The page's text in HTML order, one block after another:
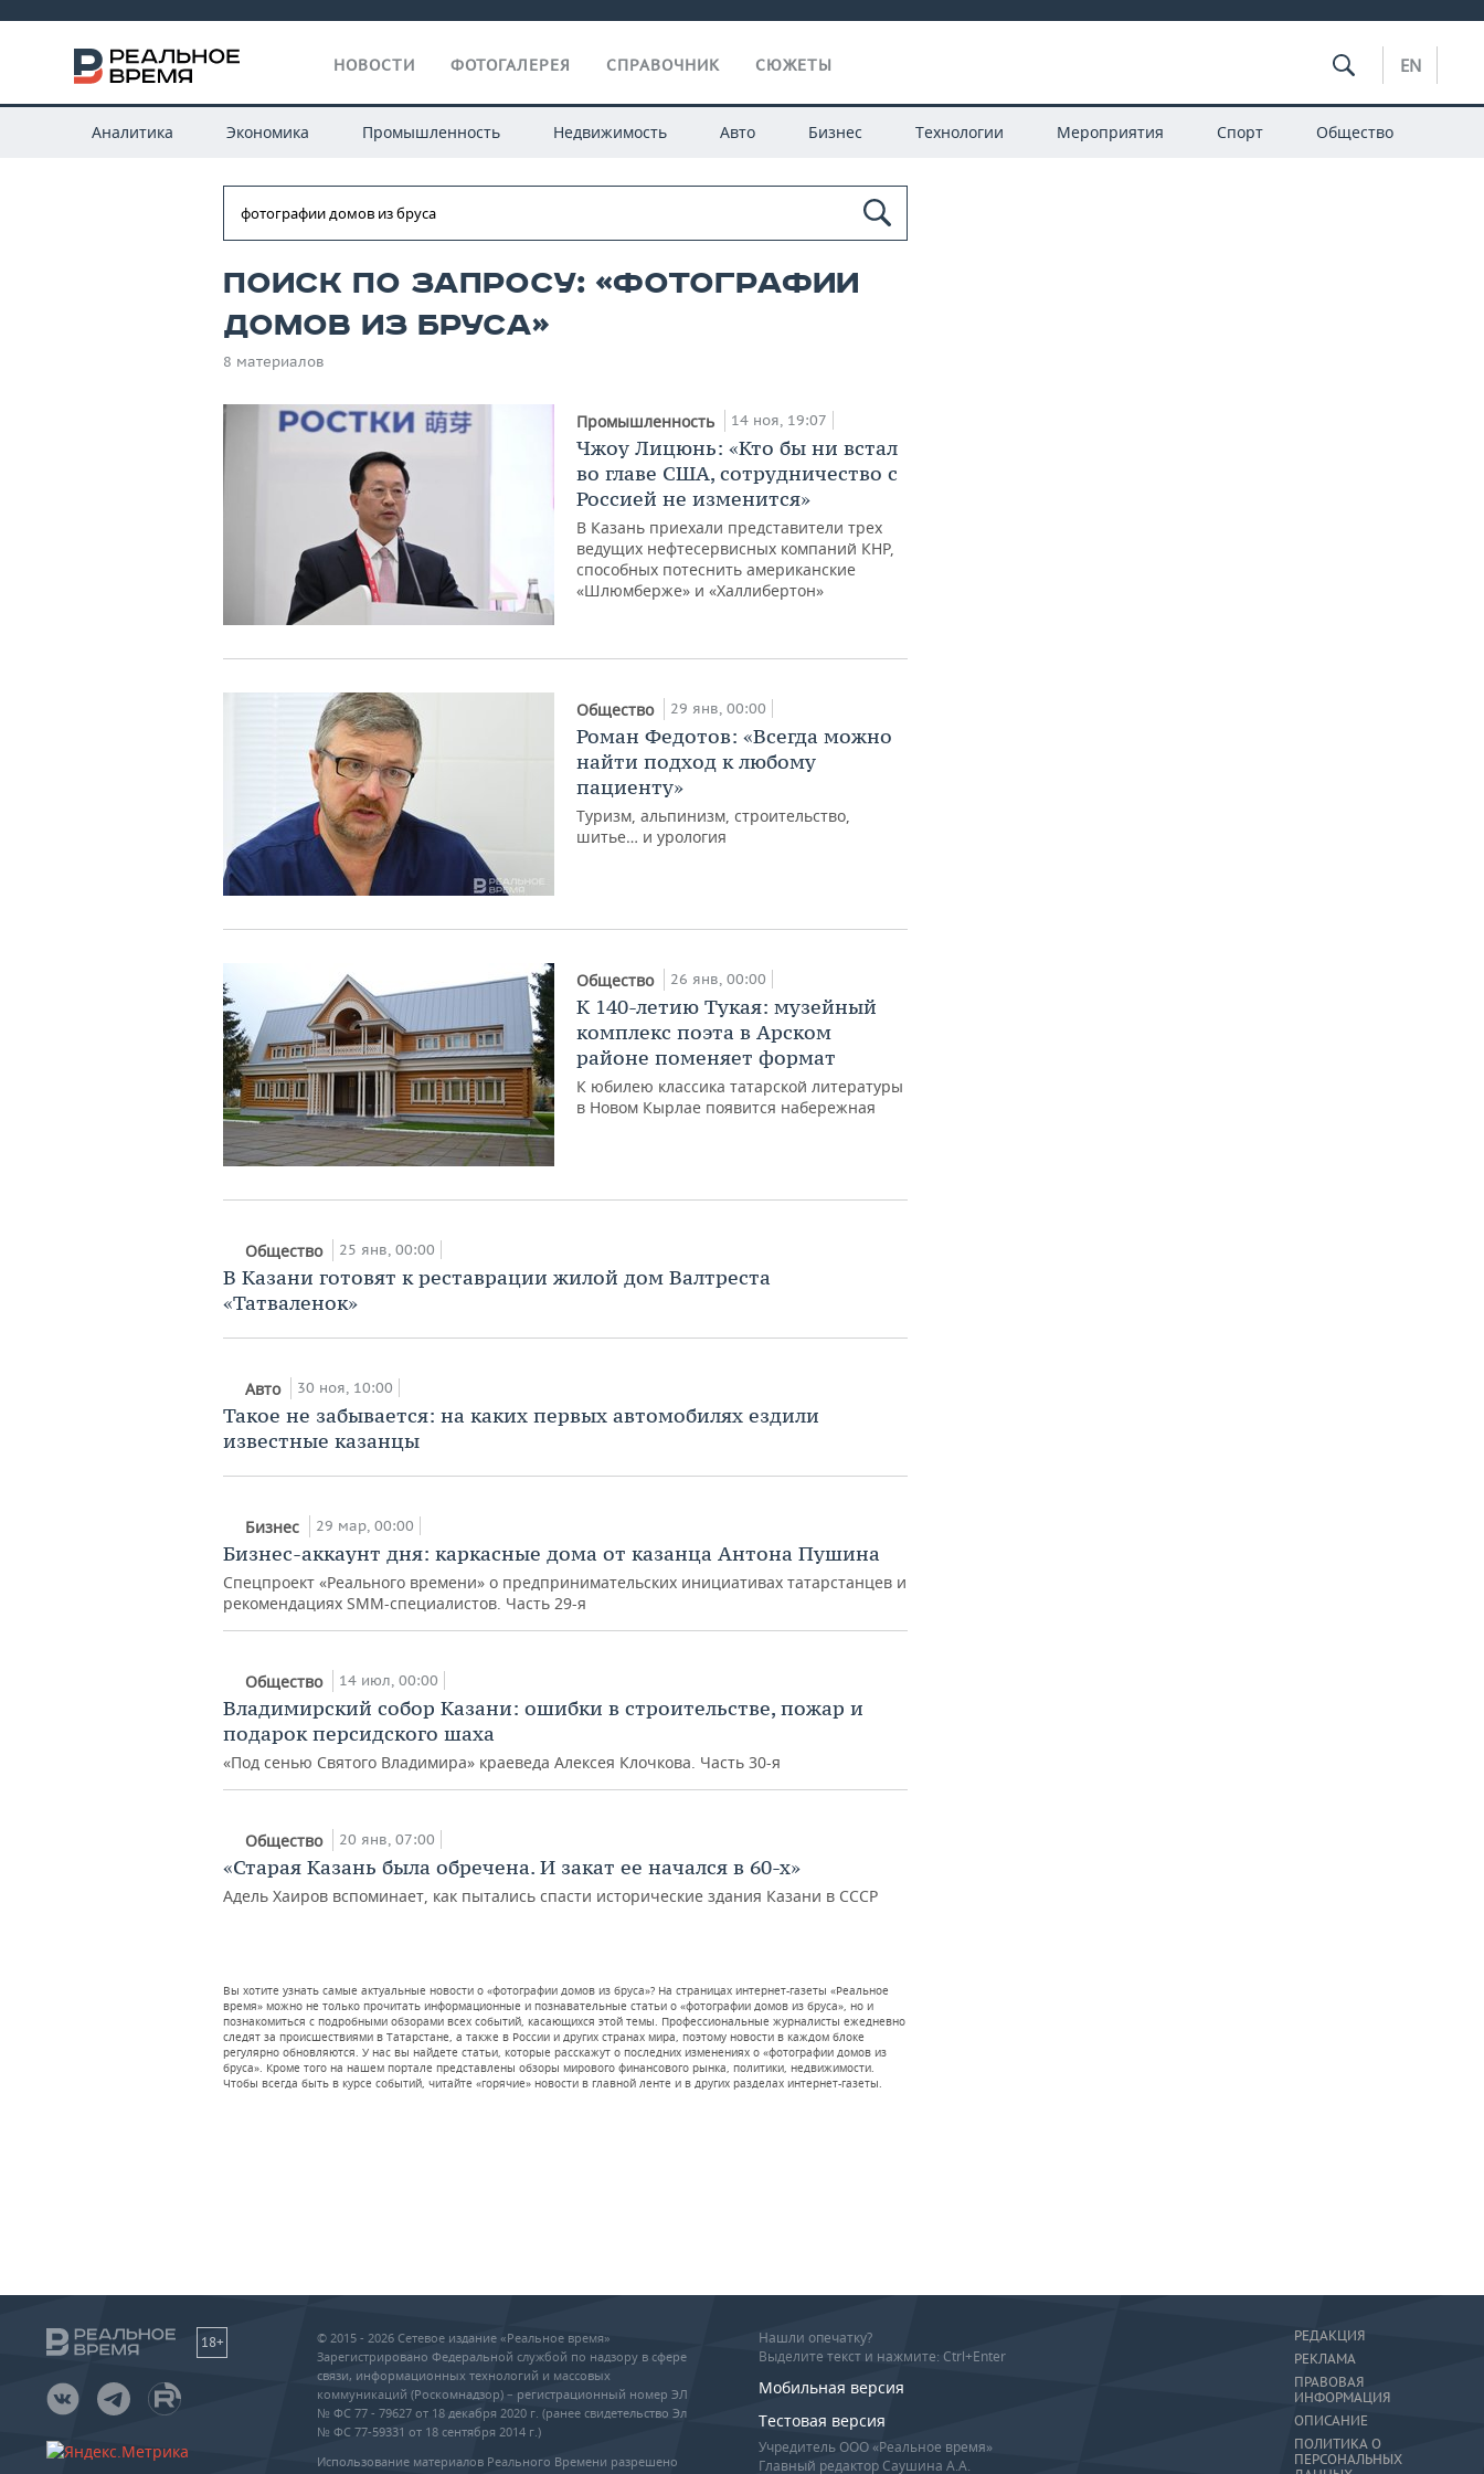
НОВОСТИ ФОТОГАЛЕРЕЯ СПРАВОЧНИК СЮЖЕТЫ EN
Аналитика Экономика Промышленность Недвижимость Авто Бизнес Технологии Мероприятия Спорт Общество
Поиск по запросу: «фотографии
домов из бруса»
8 материалов
Промышленность 14 ноя, 19:07
Чжоу Лицюнь: «Кто бы ни встал
во главе США, сотрудничество с
Россией не изменится»
В Казань приехали представители трех
ведущих нефтесервисных компаний КНР,
способных потеснить американские
«Шлюмберже» и «Халлибертон»
Общество 29 янв, 00:00
Роман Федотов: «Всегда можно
найти подход к любому
пациенту»
Туризм, альпинизм, строительство,
шитье… и урология
Общество 26 янв, 00:00
К 140-летию Тукая: музейный
комплекс поэта в Арском
районе поменяет формат
К юбилею классика татарской литературы
в Новом Кырлае появится набережная
Общество 25 янв, 00:00
В Казани готовят к реставрации жилой дом Валтреста
«Татваленок»
Авто 30 ноя, 10:00
Такое не забывается: на каких первых автомобилях ездили
известные казанцы
Бизнес 29 мар, 00:00
Бизнес-аккаунт дня: каркасные дома от казанца Антона Пушина
Спецпроект «Реального времени» о предпринимательских инициативах татарстанцев и
рекомендациях SMM-специалистов. Часть 29-я
Общество 14 июл, 00:00
Владимирский собор Казани: ошибки в строительстве, пожар и
подарок персидского шаха
«Под сенью Святого Владимира» краеведа Алексея Клочкова. Часть 30-я
Общество 20 янв, 07:00
«Старая Казань была обречена. И закат ее начался в 60-х»
Адель Хаиров вспоминает, как пытались спасти исторические здания Казани в СССР
Вы хотите узнать самые актуальные новости о «фотографии домов из бруса»? На страницах интернет-газеты «Реальное
время» можно не только прочитать информационные и познавательные статьи о «фотографии домов из бруса», но и
познакомиться с подробными обзорами всех событий, касающихся этой темы. Профессиональные журналисты ежедневно
следят за происшествиями в Татарстане, а также в России и других странах мира, поэтому новости в каждом блоке
регулярно обновляются. У нас вы найдете статьи, которые расскажут о последних изменениях о «фотографии домов из
бруса». Кроме того на нашем портале представлены обзоры мирового финансового рынка, политики, недвижимости.
Чтобы всегда быть в курсе событий, читайте «горячие» новости в главной ленте и в других разделах интернет-газеты.
18+
© 2015 - 2026 Сетевое издание «Реальное время»
Зарегистрировано Федеральной службой по надзору в сфере
связи, информационных технологий и массовых
коммуникаций (Роскомнадзор) – регистрационный номер ЭЛ
№ ФС 77 - 79627 от 18 декабря 2020 г. (ранее свидетельство Эл
№ ФС 77-59331 от 18 сентября 2014 г.)
Использование материалов Реального Времени разрешено
Нашли опечатку?
Выделите текст и нажмите: Ctrl+Enter
Мобильная версия
Тестовая версия
Учредитель ООО «Реальное время»
Главный редактор Саушина А.А.
РЕДАКЦИЯ
РЕКЛАМА
ПРАВОВАЯ
ИНФОРМАЦИЯ
ОПИСАНИЕ
ПОЛИТИКА О
ПЕРСОНАЛЬНЫХ